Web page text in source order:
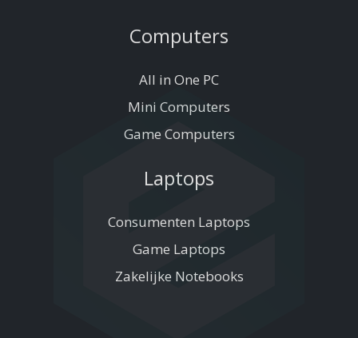
Computers
All in One PC
Mini Computers
Game Computers
Laptops
Consumenten Laptops
Game Laptops
Zakelijke Notebooks